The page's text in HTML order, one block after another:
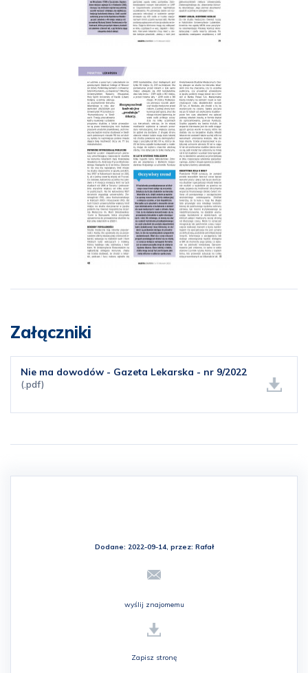
Załączniki
Nie ma dowodów - Gazeta Lekarska - nr 9/2022
(.pdf)
Dodane: 2022-09-14, przez: Rafał
wyślij znajomemu
Zapisz stronę